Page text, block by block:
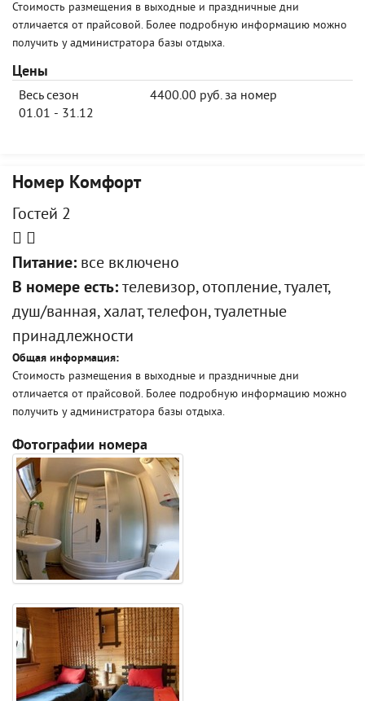
Стоимость размещения в выходные и праздничные дни
отличается от прайсовой. Более подробную информацию можно
получить у администратора базы отдыха.
Цены
Весь сезон
01.01 - 31.12
4400.00 руб. за номер
Номер Комфорт
Гостей 2
Питание: все включено
В номере есть: телевизор, отопление, туалет,
душ/ванная, халат, телефон, туалетные
принадлежности
Общая информация:
Стоимость размещения в выходные и праздничные дни
отличается от прайсовой. Более подробную информацию можно
получить у администратора базы отдыха.
Фотографии номера